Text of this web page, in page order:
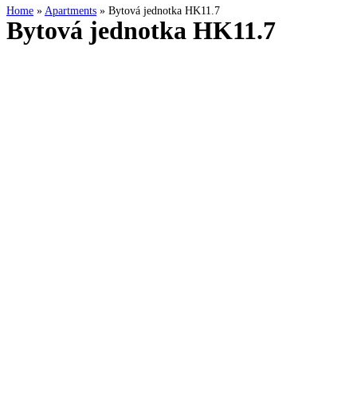
Home » Apartments » Bytová jednotka HK11.7
Bytová jednotka HK11.7